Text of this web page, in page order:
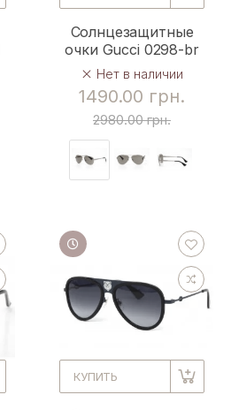
Солнцезащитные
очки Gucci 0298-br
Нет в наличии
1490.00 грн.
2980.00 грн.
КУПИТЬ